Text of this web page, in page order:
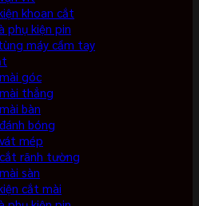
khoan cắt
phụ kiện pin
máy cầm tay
góc
thẳng
bàn
bóng
mép
rãnh tường
sàn
cắt mài